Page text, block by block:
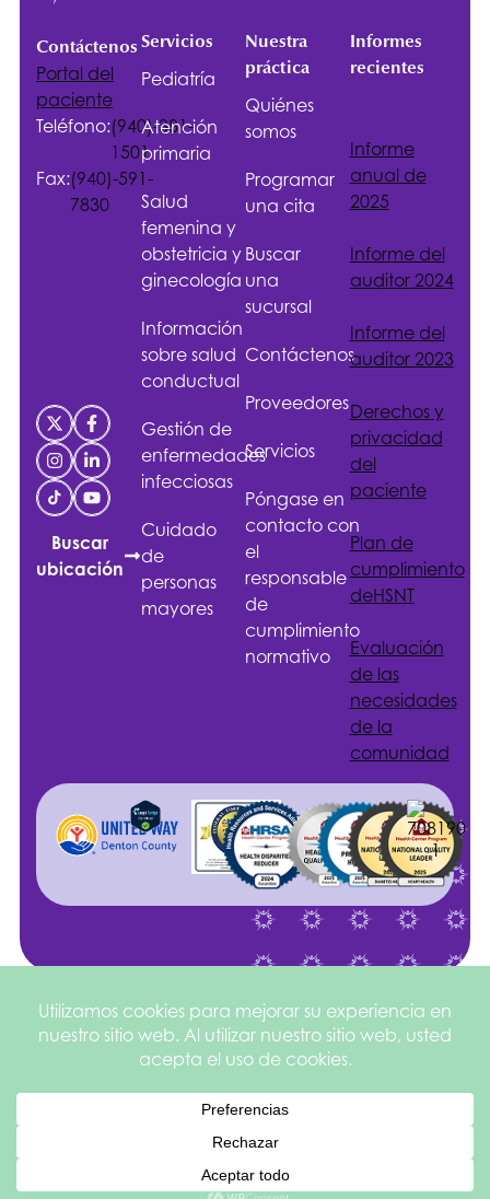
Contáctenos
Portal del
paciente
Teléfono:(940)-381-
1501
Fax:(940)-591-
7830
Buscar
ubicación
Servicios
Pediatría
Atención
primaria
Salud
femenina y
obstetricia y
ginecología
Información
sobre salud
conductual
Gestión de
enfermedades
infecciosas
Cuidado
de
personas
mayores
Nuestra
práctica
Quiénes
somos
Programar
una cita
Buscar
una
sucursal
Contáctenos
Proveedores
Servicios
Póngase en
contacto con
el
responsable
de
cumplimiento
normativo
Informes
recientes
Informe
anual de
2025
Informe del
auditor 2024
Informe del
auditor 2023
Derechos y
privacidad
del
paciente
Plan de
cumplimiento
deHSNT
Evaluación
de las
necesidades
de la
comunidad
©2026
Services of
Política de
privacidad
y aviso
Sitio web
creado por
Español de México